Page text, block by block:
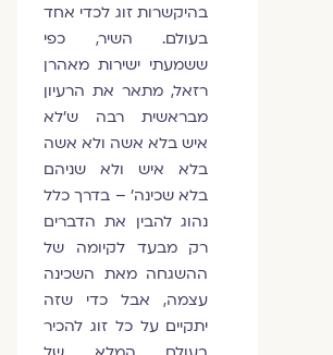
בהיקשרות זוג לכדי אחד
בעולם. השיר, כפי
ששמעתי ישירות מאהרן
רזאל, מתאר את הרעיון
מבראשית רבה ש׳לא
איש בלא אשה ולא אשה
בלא איש ולא שניהם
בלא שכינה׳ – בדרך כלל
נהוג להבין את הדברים
רק מבעד לקיומה של
ההשגחה מאת השכינה
עצמה, אבל כדי שזה
יתקיים על כל זוג להכיר